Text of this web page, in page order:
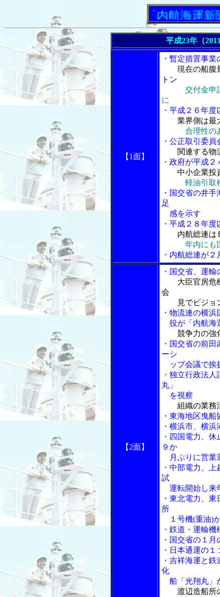
「内航海運新聞」
平成23年（
【1面】
・暫定措置事
現在の船腹
トン
交付金申
に
・平成２６年
業界側は最
合理性の
・公正取引委
関連する物
・政府が平成
中小企業投
軽油引取
・国交省の井
足
感を示す
・平成２８年
内航総連は
年内にも
・内航総連が
【2面】
・国交省、運
大臣官房危
会
見でビジョ
・物流連の横
役が「内航海
競争力の強
・国交省の前
ーシ
ップ会議で挨
・独立行政法
丸」
を視察
組織の業務
・東海地区曳
・横浜市、横
・四国電力、
９か
月ぶりに営業
・中部電力、
試
運転開始し来
・東北電力、
所
１号機(重油)
・鉄道・運輸
・国交省の１
・日本通運の
・吉祥海運と
化
船「光翔丸」
渡辺造船所